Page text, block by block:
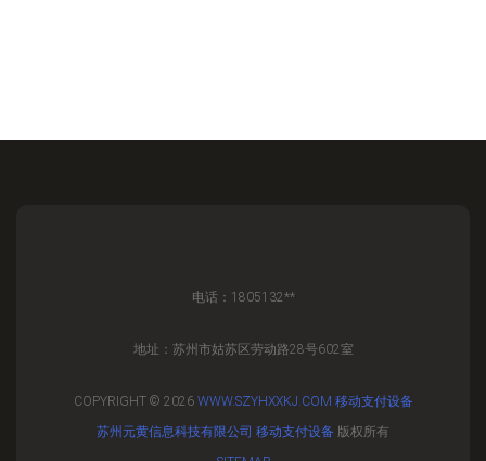
电话：1805132**
地址：苏州市姑苏区劳动路28号602室
COPYRIGHT © 2026 WWW.SZYHXXKJ.COM 移动支付设备
苏州元黄信息科技有限公司 移动支付设备 版权所有